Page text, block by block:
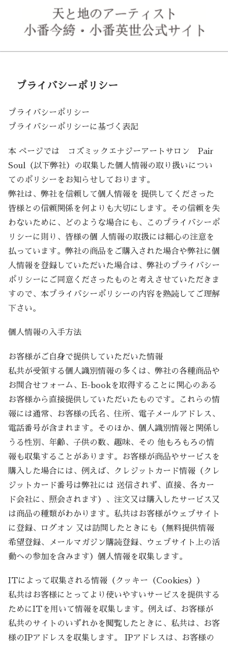
プライバシーポリシー
プライバシーポリシー
プライバシーポリシーに基づく表記
本 ページでは コズミックエナジーアートサロン Pair
Soul（以下弊社）の収集した個人情報の取り扱いについ
てのポリシーをお知らせしております。
弊社は、弊社を信頼して個人情報を 提供してくださった
皆様との信頼関係を何よりも大切にします。その信頼を失
わないために、どのような場合にも、このプライバシーポ
リシーに則り、皆様の個 人情報の取扱には細心の注意を
払っています。弊社の商品をご購入された場合や弊社に個
人情報を登録していただいた場合は、弊社のプライバシー
ポリシーにご同意くださったものと考えさせていただきま
すので、本プライバシーポリシーの内容を熟読してご理解
下さい。
個人情報の入手方法
お客様がご自身で提供していただいた情報
私共が受領する個人識別情報の多くは、弊社の各種商品や
お問合せフォーム、E-bookを取得することに関心のある
お客様から直接提供していただいたものです。これらの情
報には通常、お客様の氏名、住所、電子メールアドレス、
電話番号が含まれます。そのほか、個人識別情報と関係し
うる性別、年齢、子供の数、趣味、その 他もろもろの情
報も収集することがあります。お客様が商品やサービスを
購入した場合には、例えば、クレジットカード情報（クレ
ジットカード番号は弊社には 送信されず、直接、各カー
ド会社に、照会されます）、注文又は購入したサービス又
は商品の種類がわかります。私共はお客様がウェブサイト
に登録、ログオン 又は訪問したときにも（無料提供情報
希望登録、メールマガジン購読登録、ウェブサイト上の活
動への参加を含みます）個人情報を収集します。
ITによって収集される情報（クッキー（Cookies））
私共はお客様にとってより使いやすいサービスを提供する
ためにITを用いて情報を収集します。例えば、お客様が
私共のサイトのいずれかを閲覧したときに、私共は、お客
様のIPアドレスを収集します。 IPアドレスは、お客様の